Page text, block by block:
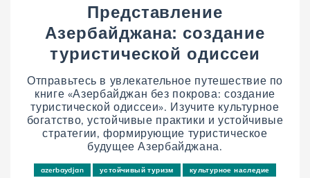
Представление
Азербайджана: создание
туристической одиссеи
Отправьтесь в увлекательное путешествие по
книге «Азербайджан без покрова: создание
туристической одиссеи». Изучите культурное
богатство, устойчивые практики и устойчивые
стратегии, формирующие туристическое
будущее Азербайджана.
azerbaydjan устойчивый туризм
культурное наследие